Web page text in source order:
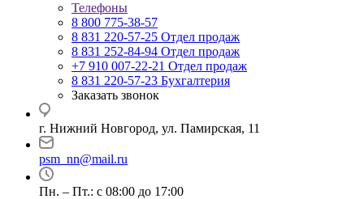
Телефоны
8 800 775-38-57
8 831 220-57-25 Отдел продаж
8 831 252-84-94 Отдел продаж
+7 910 007-22-21 Отдел продаж
8 831 220-57-23 Бухгалтерия
Заказать звонок
г. Нижний Новгород, ул. Памирская, 11
psm_nn@mail.ru
Пн. – Пт.: с 08:00 до 17:00